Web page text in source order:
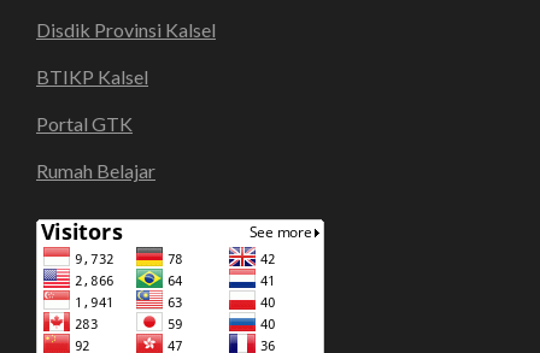
Disdik Provinsi Kalsel
BTIKP Kalsel
Portal GTK
Rumah Belajar